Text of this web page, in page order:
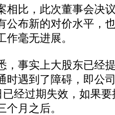
比，此次董事会决
公布新的对价水平，
毫无进展。
事实上大股东已经
时遇到了障碍，即公
经过期失效，如果
月之后。